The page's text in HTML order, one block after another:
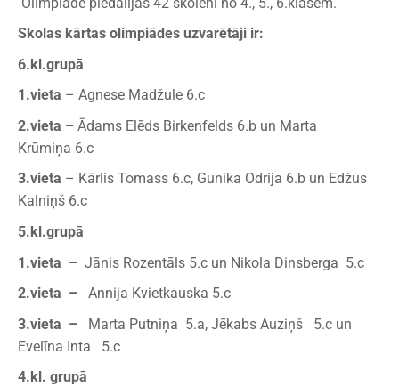
Skolas kārtas olimpiādes uzvarētāji ir:
6.kl.grupā
1.vieta – Agnese Madžule 6.c
2.vieta – Ādams Elēds Birkenfelds 6.b un Marta
Krūmiņa 6.c
3.vieta – Kārlis Tomass 6.c, Gunika Odrija 6.b un Edžus
Kalniņš 6.c
5.kl.grupā
1.vieta – Jānis Rozentāls 5.c un Nikola Dinsberga 5.c
2.vieta – Annija Kvietkauska 5.c
3.vieta – Marta Putniņa 5.a, Jēkabs Auziņš 5.c un
Evelīna Inta 5.c
4.kl. grupā